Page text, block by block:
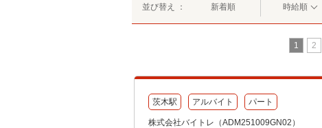
並び替え ： 新着順 時給順
1 2
茨木駅 アルバイト パート
株式会社バイトレ（ADM251009GN02）